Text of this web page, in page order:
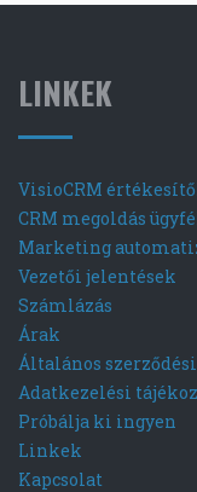
LINKEK
VisioCRM
CRM megoldás
Marketing
Vezetői jelentések
Számlázás
Árak
Általános
Adatkezelési
Próbálja ki ingyen
Linkek
Kapcsolat